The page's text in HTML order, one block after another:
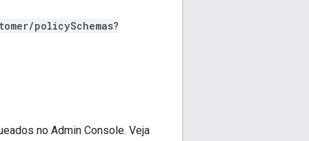
policySchemas?
no Admin Console. Veja